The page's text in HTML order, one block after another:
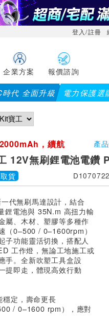
登入/註冊
企業方案 報價諮詢
代 全面升級 電力保護選
【PX大
，續航
產
12V無刷鋰電池電鑽
貨 D1070722
代無刷馬達設計，結合
鋰電池與 35N.m 高扭力輸
屬、木材、塑膠等多種作
（0–500 / 0–1600rpm）
子功能靈活切換，搭配人
工作燈，無論工地施工或
手。全新吹塑工具盒設
提即走，體現高效行動
穩定，壽命更長
/ 0–1600 rpm），應對